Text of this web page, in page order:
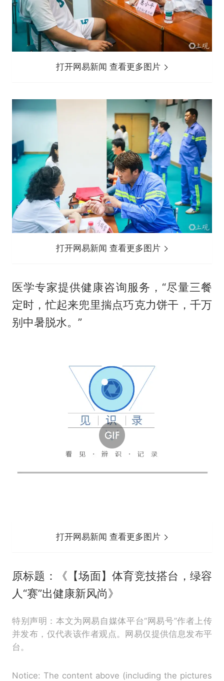
打开网易新闻 查看更多图片
打开网易新闻 查看更多图片
医学专家提供健康咨询服务，“尽量三餐
定时，忙起来兜里揣点巧克力饼干，千万
别中暑脱水。”
打开网易新闻 查看更多图片
原标题：《【场面】体育竞技搭台，绿容
人“赛”出健康新风尚》
特别声明：本文为网易自媒体平台“网易号”作者上传
并发布，仅代表该作者观点。网易仅提供信息发布平
台。
Notice: The content above (including the pictures